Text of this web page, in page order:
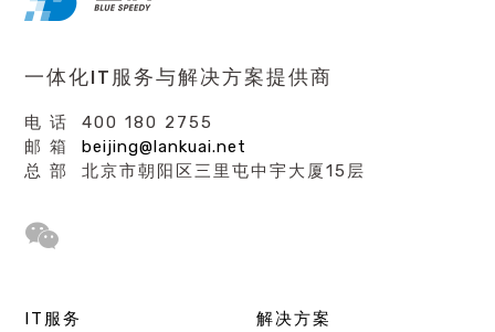
一体化IT服务与解决方案提供商
电 话 400 180 2755
邮 箱beijing@lankuai.net
总 部 北京市朝阳区三里屯中宇大厦15层
IT服务 解决方案